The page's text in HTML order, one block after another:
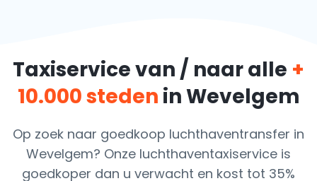
Taxiservice van / naar alle +
10.000 steden in Wevelgem
Op zoek naar goedkoop luchthaventransfer in
Wevelgem? Onze luchthaventaxiservice is
goedkoper dan u verwacht en kost tot 35%